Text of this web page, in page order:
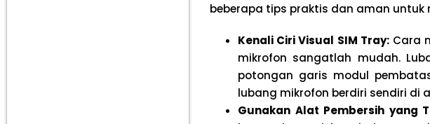
beberapa tips praktis dan aman
Kenali Ciri Visual SIM Tray:Cara
mikrofon sangatlah mudah.
potongan garis modul
lubang mikrofon berdiri sendiri di
Gunakan Alat Pembersih yang